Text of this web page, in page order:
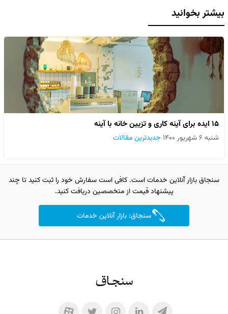
بیشتر بخوانید
۱۵ ایده برای آینه کاری و تزیین خانه با آینه
شنبه ۶ شهریور ۱۴۰۰ جدیدترین مقالات
سنجاق بازار آنلاین خدمات است. کافی است سفارش خود را ثبت کنید تا چند
پیشنهاد قیمت از متخصصین دریافت کنید.
سنجاق: بازار آنلاین خدمات